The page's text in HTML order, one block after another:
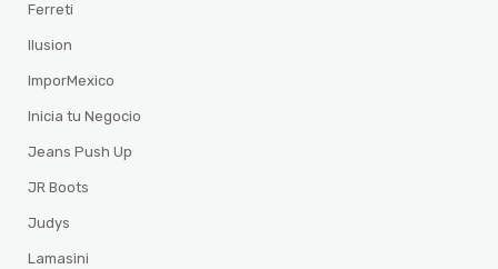
Ferreti
Ilusion
ImporMexico
Inicia tu Negocio
Jeans Push Up
JR Boots
Judys
Lamasini